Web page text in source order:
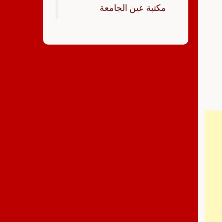
‏مكتبة عين الجامعة‏